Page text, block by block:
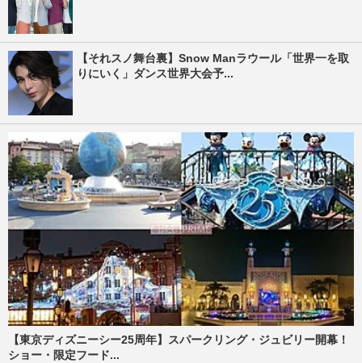
【それスノ舞台裏】Snow Manラウール「世界一を取
りにいく」ダンス世界大会予...
【東京ディズニーシー25周年】スパークリング・ジュビリー開幕！
ショー・限定フード...